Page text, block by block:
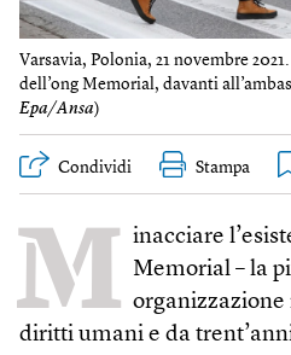
Varsavia, Polonia, 21 novembre
dell’ong Memorial, davanti
Epa/Ansa)
Condividi Stampa
M inacciare
Memorial – la
organizzazione
diritti umani e da